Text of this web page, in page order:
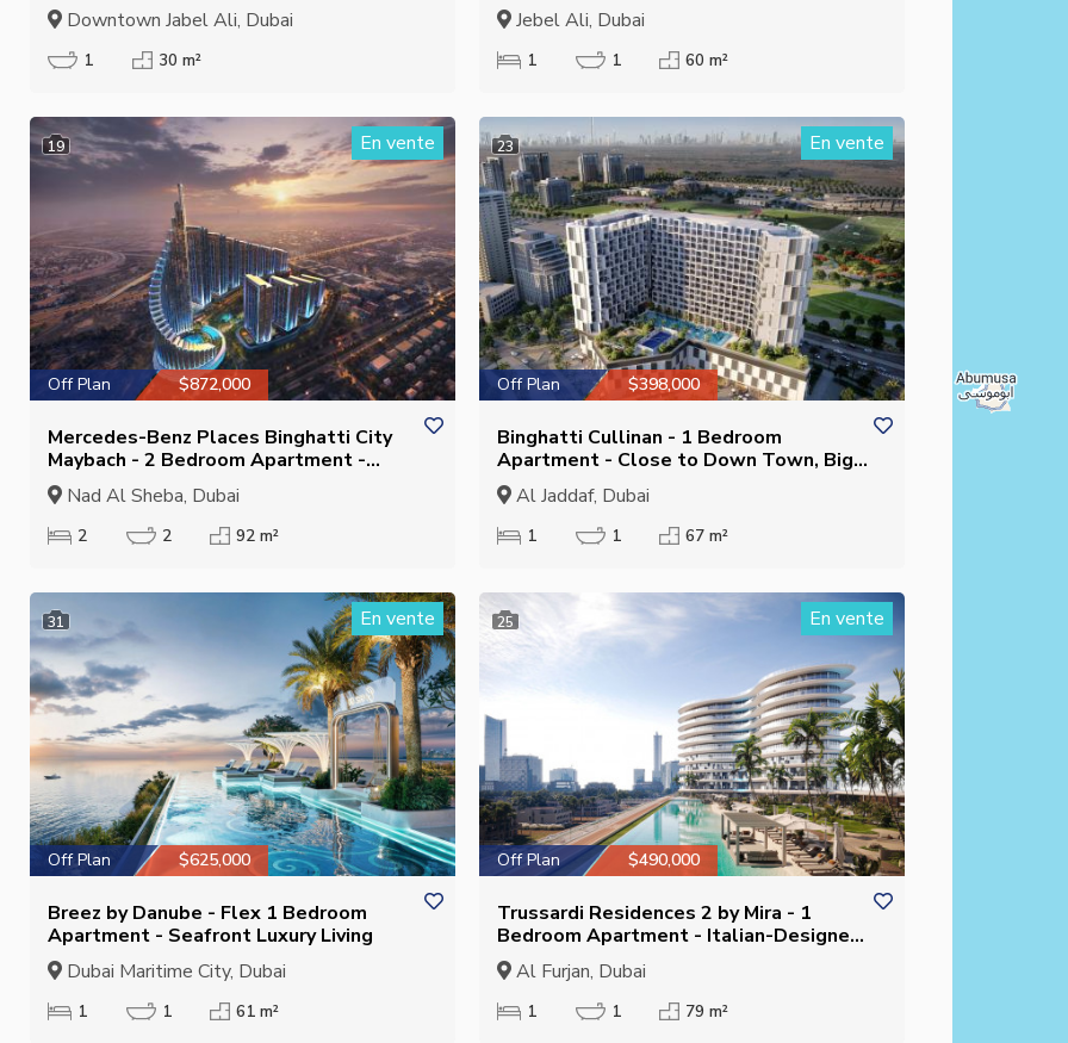
Downtown Jabel Ali, Dubai
1 30 m²
Jebel Ali, Dubai
1 1 60 m²
19 En vente
Off Plan $872,000
Mercedes-Benz Places Binghatti City
Maybach - 2 Bedroom Apartment -
Luxury Living and Investment in Nad Al
Sheba
Nad Al Sheba, Dubai
2 2 92 m²
23 En vente
Off Plan $398,000
Binghatti Cullinan - 1 Bedroom
Apartment - Close to Down Town, Big
Investment Potential
Al Jaddaf, Dubai
1 1 67 m²
31 En vente
Off Plan $625,000
Breez by Danube - Flex 1 Bedroom
Apartment - Seafront Luxury Living
Dubai Maritime City, Dubai
1 1 61 m²
25 En vente
Off Plan $490,000
Trussardi Residences 2 by Mira - 1
Bedroom Apartment - Italian-Designed
Luxury Living
Al Furjan, Dubai
1 1 79 m²